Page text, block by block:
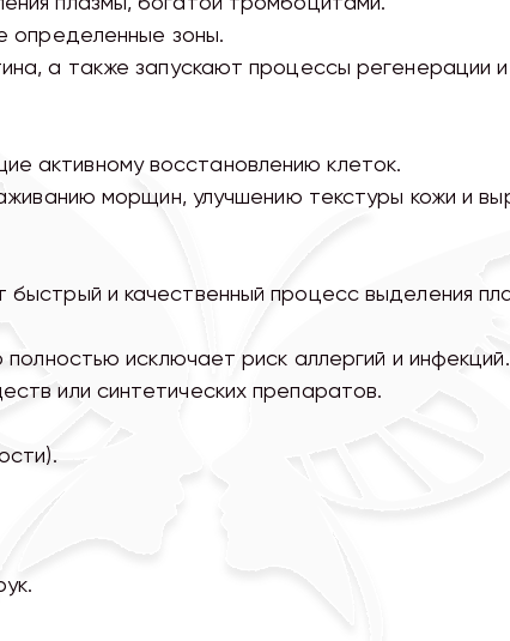
определенные зоны.
а также запускают процессы регенерации и
активному восстановлению клеток.
морщин, улучшению текстуры кожи и
и качественный процесс выделения
исключает риск аллергий и инфекций.
или синтетических препаратов.